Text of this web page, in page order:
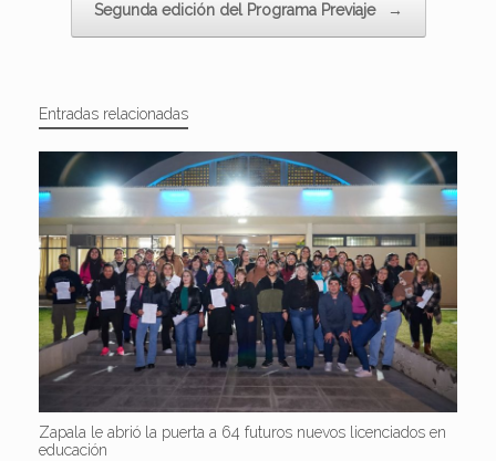
Segunda edición del Programa Previaje →
Entradas relacionadas
Zapala le abrió la puerta a 64 futuros nuevos licenciados en
educación